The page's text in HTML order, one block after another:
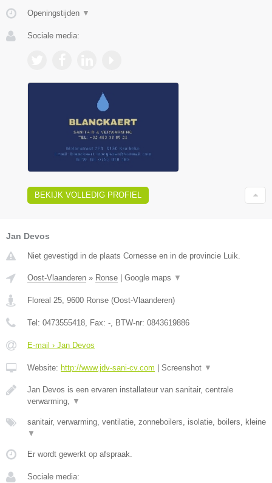
Openingstijden ▼
Sociale media:
BEKIJK VOLLEDIG PROFIEL
Jan Devos
Niet gevestigd in de plaats Cornesse en in de provincie Luik.
Oost-Vlaanderen » Ronse Google maps ▼
Floreal 25 9600 Ronse (Oost-Vlaanderen)
Tel: 0473555418 , Fax: - , BTW-nr: 0843619886
E-mail › Jan Devos
Website: http://www.jdv-sani-cv.com Screenshot ▼
Jan Devos is een ervaren installateur van sanitair, centrale
verwarming,
▼
sanitair, verwarming, ventilatie, zonneboilers, isolatie, boilers, kleine
▼
Er wordt gewerkt op afspraak.
Sociale media: